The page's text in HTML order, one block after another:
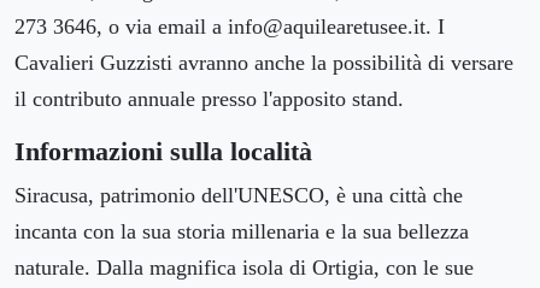
273 3646, o via email a info@aquilearetusee.it. I
Cavalieri Guzzisti avranno anche la possibilità di versare
il contributo annuale presso l'apposito stand.
Informazioni sulla località
Siracusa, patrimonio dell'UNESCO, è una città che
incanta con la sua storia millenaria e la sua bellezza
naturale. Dalla magnifica isola di Ortigia, con le sue